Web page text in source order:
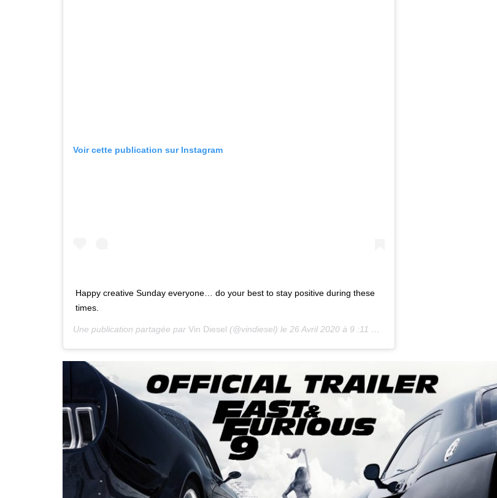
Voir cette publication sur Instagram
Happy creative Sunday everyone… do your best to stay positive during these
times.
Une publication partagée par Vin Diesel (@vindiesel) le 26 Avril 2020 à 9 :11 PDT